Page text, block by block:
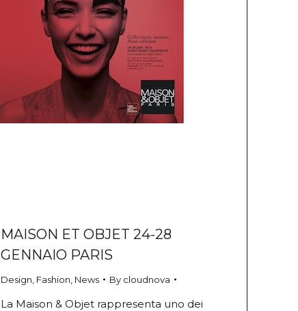
MAISON ET OBJET 24-28
GENNAIO PARIS
Design Fashion News By cloudnova
La Maison & Objet rappresenta uno dei